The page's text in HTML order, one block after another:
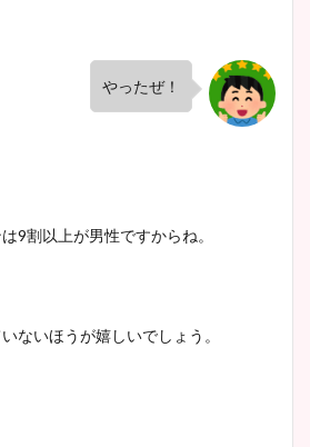
かわいい！カップや水着姿も
やったぜ！
9割以上が男性ですからね。
ないほうが嬉しいでしょう。